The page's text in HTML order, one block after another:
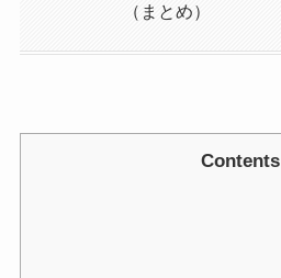
（まとめ）
Contents